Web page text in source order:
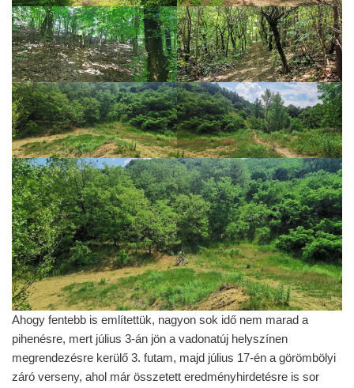
Ahogy fentebb is említettük, nagyon sok idő nem marad a
pihenésre, mert július 3-án jön a vadonatúj helyszínen
megrendezésre kerülő 3. futam, majd július 17-én a görömbölyi
záró verseny, ahol már összetett eredményhirdetésre is sor